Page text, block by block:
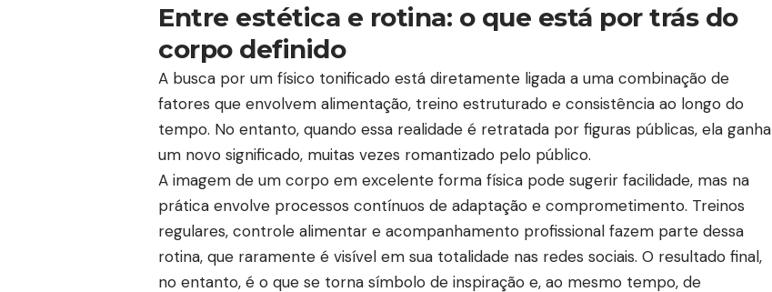
Entre estética e rotina: o que está por trás do
corpo definido
A busca por um físico tonificado está diretamente ligada a uma combinação de
fatores que envolvem alimentação, treino estruturado e consistência ao longo do
tempo. No entanto, quando essa realidade é retratada por figuras públicas, ela ganha
um novo significado, muitas vezes romantizado pelo público.
A imagem de um corpo em excelente forma física pode sugerir facilidade, mas na
prática envolve processos contínuos de adaptação e comprometimento. Treinos
regulares, controle alimentar e acompanhamento profissional fazem parte dessa
rotina, que raramente é visível em sua totalidade nas redes sociais. O resultado final,
no entanto, é o que se torna símbolo de inspiração e, ao mesmo tempo, de